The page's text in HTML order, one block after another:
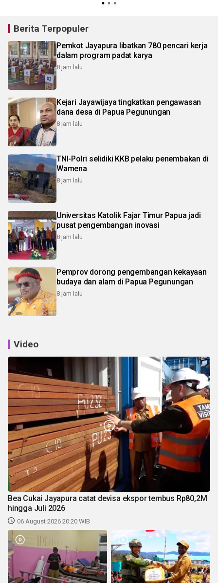
Berita Terpopuler
Pemkot Jayapura libatkan 780 pencari kerja
dalam program padat karya
8 jam lalu
Kejari Jayawijaya tingkatkan pengawasan
dana desa di Papua Pegunungan
8 jam lalu
TNI-Polri selidiki KKB pelaku penembakan di
Wamena
8 jam lalu
Universitas Katolik Fajar Timur Papua jadi
pusat pengembangan inovasi
8 jam lalu
Pemprov dorong pengembangan kekayaan
budaya dan alam di Papua Pegunungan
8 jam lalu
Video
Bea Cukai Jayapura catat devisa ekspor tembus Rp80,2M
hingga Juli 2026
06 August 2026 20:20 WIB